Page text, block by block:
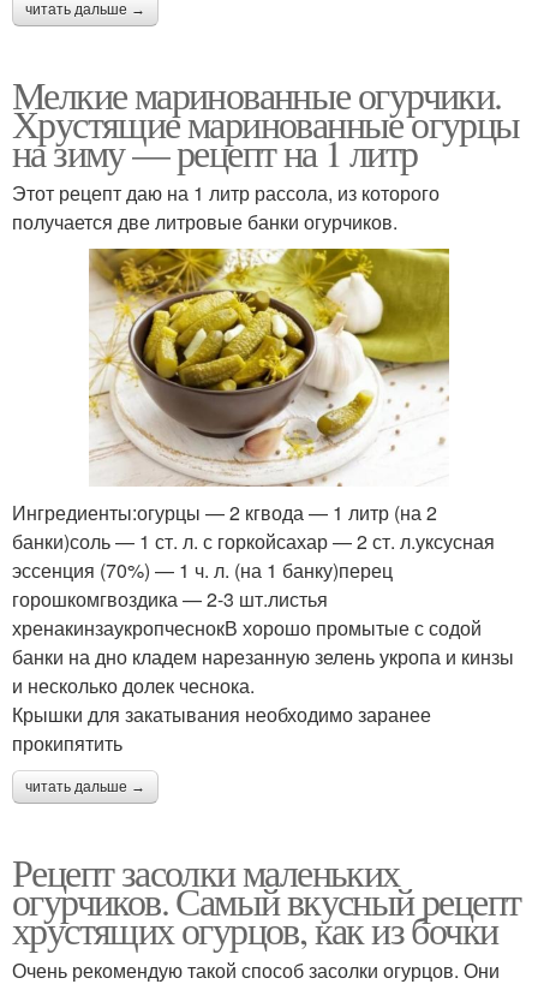
читать дальше →
Мелкие маринованные огурчики.
Хрустящие маринованные огурцы
на зиму — рецепт на 1 литр
Этот рецепт даю на 1 литр рассола, из которого
получается две литровые банки огурчиков.
Ингредиенты:огурцы — 2 кгвода — 1 литр (на 2
банки)соль — 1 ст. л. с горкойсахар — 2 ст. л.уксусная
эссенция (70%) — 1 ч. л. (на 1 банку)перец
горошкомгвоздика — 2-3 шт.листья
хренакинзаукропчеснокВ хорошо промытые с содой
банки на дно кладем нарезанную зелень укропа и кинзы
и несколько долек чеснока.
Крышки для закатывания необходимо заранее
прокипятить
читать дальше →
Рецепт засолки маленьких
огурчиков. Самый вкусный рецепт
хрустящих огурцов, как из бочки
Очень рекомендую такой способ засолки огурцов. Они